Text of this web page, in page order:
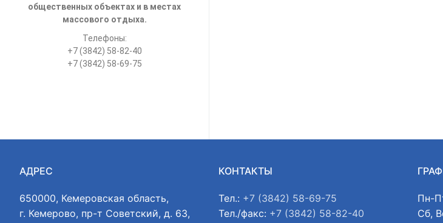
общественных объектах и в местах
массового отдыха.
Телефоны:
+7 (3842) 58-82-40
+7 (3842) 58-69-75
АДРЕС
650000, Кемеровская область,
г. Кемерово, пр-т Советский, д. 63,
КОНТАКТЫ
Тел.: +7 (3842) 58-69-75
Тел./факс: +7 (3842) 58-82-40
Пн-
Сб,